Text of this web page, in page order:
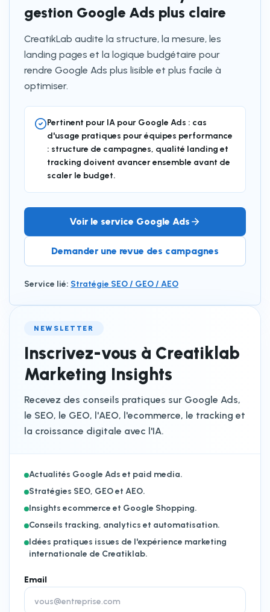
gestion Google Ads plus claire
CreatikLab audite la structure, la mesure, les
landing pages et la logique budgétaire pour
rendre Google Ads plus lisible et plus facile à
optimiser.
Pertinent pour IA pour Google Ads : cas
d'usage pratiques pour équipes performance
: structure de campagnes, qualité landing et
tracking doivent avancer ensemble avant de
scaler le budget.
Voir le service Google Ads
Demander une revue des campagnes
Service lié: Stratégie SEO / GEO / AEO
NEWSLETTER
Inscrivez-vous à Creatiklab
Marketing Insights
Recevez des conseils pratiques sur Google Ads,
le SEO, le GEO, l'AEO, l'ecommerce, le tracking et
la croissance digitale avec l'IA.
Actualités Google Ads et paid media.
Stratégies SEO, GEO et AEO.
Insights ecommerce et Google Shopping.
Conseils tracking, analytics et automatisation.
Idées pratiques issues de l'expérience marketing
internationale de Creatiklab.
Email